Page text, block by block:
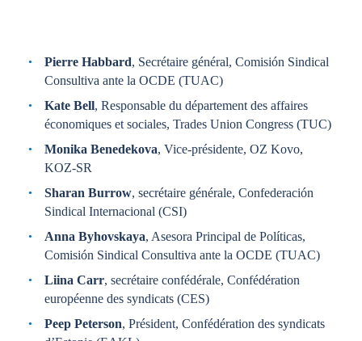
Pierre Habbard, Secrétaire général, Comisión Sindical
Consultiva ante la OCDE (TUAC)
Kate Bell, Responsable du département des affaires
économiques et sociales, Trades Union Congress (TUC)
Monika Benedekova, Vice-présidente, OZ Kovo,
KOZ-SR
Sharan Burrow, secrétaire générale, Confederación
Sindical Internacional (CSI)
Anna Byhovskaya, Asesora Principal de Políticas,
Comisión Sindical Consultiva ante la OCDE (TUAC)
Liina Carr, secrétaire confédérale, Confédération
européenne des syndicats (CES)
Peep Peterson, Président, Confédération des syndicats